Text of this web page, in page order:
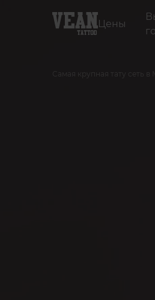
Цены
Самая крупная тату сеть в